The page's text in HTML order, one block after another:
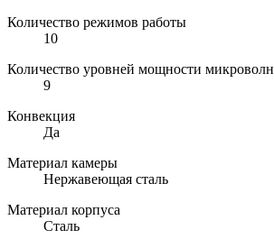
Количество режимов работы
10
Количество уровней мощности микроволн
9
Конвекция
Да
Материал камеры
Нержавеющая сталь
Материал корпуса
Сталь